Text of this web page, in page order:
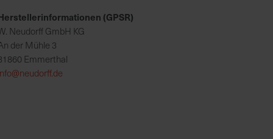
(GPSR)
Neudorff GmbH KG
der Mühle 3
Emmerthal